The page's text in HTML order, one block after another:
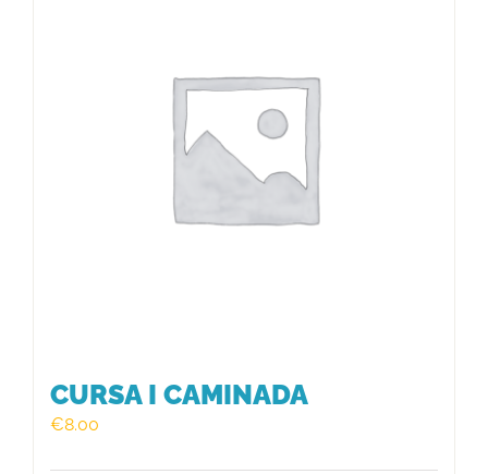
FER UN DONATIU!
INSCRIPCIÓ CURSA / CAMINADA
CURSA I CAMINADA
€8.00